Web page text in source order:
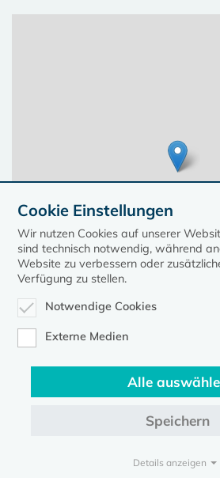
Diese Seite gehört zum
Evangelische Kirche in
Cookie Einstellungen
Wir nutzen Cookies auf unserer
sind technisch notwendig, während
Website zu verbessern oder
Verfügung zu stellen.
Notwendige Cookies
Externe Medien
Alle
Speichern
Details anzeigen